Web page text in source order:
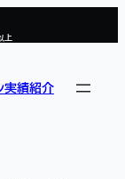
上
実績紹介